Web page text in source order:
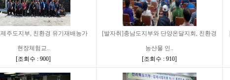
주도지부, 친환경 유기재배농가
현장체험교..
[조회수 : 900]
[발자취]충남도지부와 단양온달지회, 친환경
농산물 인..
[조회수 : 910]